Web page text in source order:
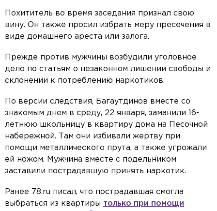
Похититель во время заседания признал свою
вину. Он также просил избрать меру пресечения в
виде домашнего ареста или залога.
Прежде против мужчины возбудили уголовное
дело по статьям о незаконном лишении свободы и
склонении к потреблению наркотиков.
По версии следствия, Багаутдинов вместе со
знакомым днем в среду, 22 января, заманили 16-
летнюю школьницу в квартиру дома на Песочной
набережной. Там они избивали жертву при
помощи металлического прута, а также угрожали
ей ножом. Мужчина вместе с подельником
заставили пострадавшую принять наркотик.
Ранее 78.ru писал, что пострадавшая смогла
выбраться из квартиры только при помощи